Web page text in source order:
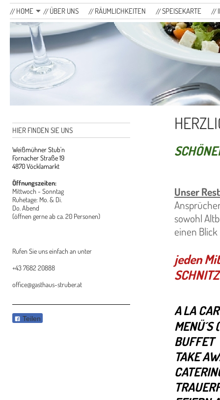
HOME ÜBER UNS RÄUMLICHKEITEN SPEISEKARTE
HIER FINDEN SIE UNS
Weißmühner Stub'n
Fornacher Straße 19
4870 Vöcklamarkt
Öffnungszeiten:
Mittwoch - Sonntag
Ruhetage: Mo. & Di.
Do. Abend
(öffnen gerne ab ca. 20 Personen)
Rufen Sie uns einfach an unter
+43 7682 20888
office@gasthaus-struber.at
Teilen
Unser
sowohl
einen
jeden
ALA
MENÜ´S
BUFFET
TAKE